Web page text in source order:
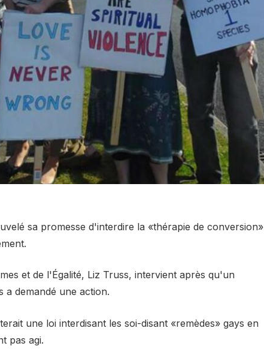
sa promesse d'interdire la «thérapie de conversion»
et de l'Égalité, Liz Truss, intervient après qu'un
a demandé une action.
une loi interdisant les soi-disant «remèdes» gays en
pas agi.